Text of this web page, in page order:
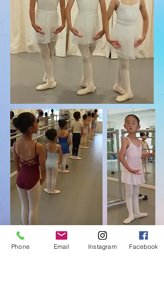
Phone Email Instagram Facebook